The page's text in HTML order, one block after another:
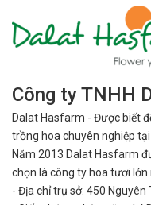
Công ty TNHH
Dalat Hasfarm - Được biết
trồng hoa chuyên nghiệp
Năm 2013 Dalat Hasfarm
chọn là công ty hoa tươi
- Địa chỉ trụ sở: 450